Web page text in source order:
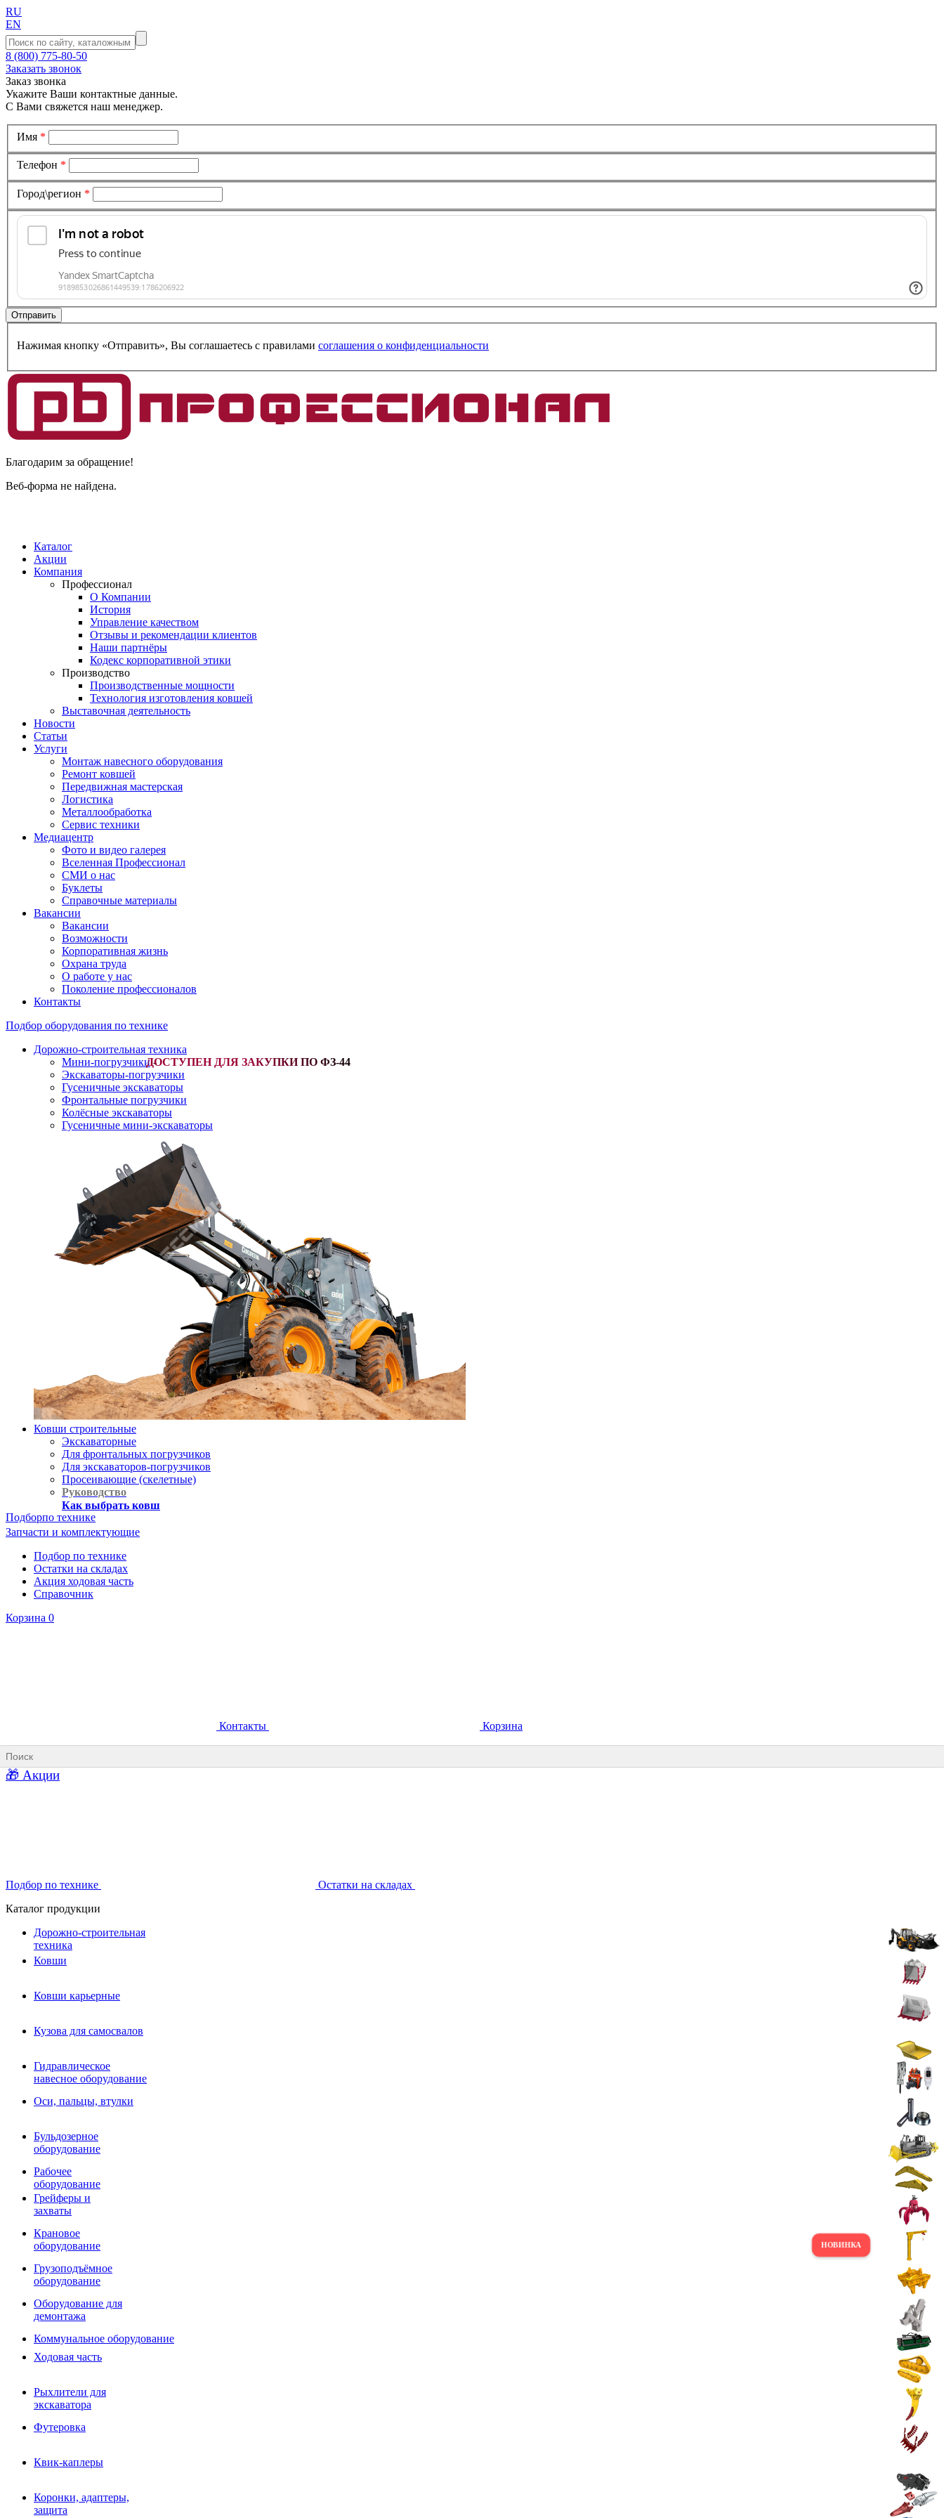
RU
EN
8 (800) 775-80-50
Заказать звонок
Заказ звонка
Укажите Ваши контактные данные.
С Вами свяжется наш менеджер.
Имя *
Телефон *
Город\регион *
Нажимая кнопку «Отправить», Вы соглашаетесь c правилами соглашения о конфиденциальности
Благодарим за обращение!
Веб-форма не найдена.
Каталог
Акции
Компания
Профессионал
О Компании
История
Управление качеством
Отзывы и рекомендации клиентов
Наши партнёры
Кодекс корпоративной этики
Производство
Производственные мощности
Технология изготовления ковшей
Выставочная деятельность
Новости
Статьи
Услуги
Монтаж навесного оборудования
Ремонт ковшей
Передвижная мастерская
Логистика
Металлообработка
Сервис техники
Медиацентр
Фото и видео галерея
Вселенная Профессионал
СМИ о нас
Буклеты
Справочные материалы
Вакансии
Вакансии
Возможности
Корпоративная жизнь
Охрана труда
О работе у нас
Поколение профессионалов
Контакты
Подбор оборудования по технике
Дорожно-строительная техника
Мини-погрузчики-
Экскаваторы-погрузчики
Гусеничные экскаваторы
Фронтальные погрузчики
Колёсные экскаваторы
Гусеничные мини-экскаваторы
Ковши строительные
Экскаваторные
Для фронтальных погрузчиков
Для экскаваторов-погрузчиков
Просеивающие (скелетные)
Руководство
Как выбрать ковш
Ковши для фронтальных погрузчиков
Гидравлическое навесное
оборудование
Гидробуры и шнеки
Вибротрамбовки
Навесные дорожные фрезы
Виброрипперы
Ковши дробильные щековые
Ковши дробильные роторные
Сортировочные ковши барабанные
Сортировочные ковши вальцовые
Фрезы роторные
Фрезы дисковые
Траншеекопатели
Просеивающие ковши для фронтальных погрузчиков
Распределители асфальта
Переходные плиты
Гидроразводка
РВД
Сваерезки
Как выбрать гидромолот
Подборпо технике
Запчасти и комплектующие
Подбор по технике
Остатки на складах
Акция ходовая часть
Справочник
Корзина 0
Контакты Корзина
🎁 Акции
Подбор по технике
Остатки на складах
Каталог продукции
Дорожно-строительная
техника
Ковши
Ковши карьерные
Кузова для самосвалов
Гидравлическое
навесное оборудование
Оси, пальцы, втулки
Бульдозерное
оборудование
Рабочее
оборудование
Грейферы и
захваты
Крановое
оборудование
Грузоподъёмное
оборудование
Оборудование для
демонтажа
Коммунальное оборудование
Ходовая часть
Рыхлители для
экскаватора
Футеровка
Квик-каплеры
Коронки, адаптеры,
защита